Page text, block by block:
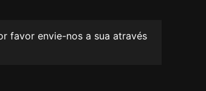
favor envie-nos a sua através